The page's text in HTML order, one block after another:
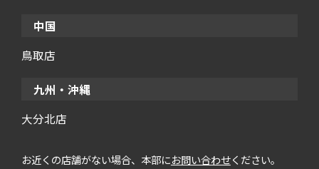
中国
鳥取店
九州・沖縄
大分北店
お近くの店舗がない場合、本部にお問い合わせください。